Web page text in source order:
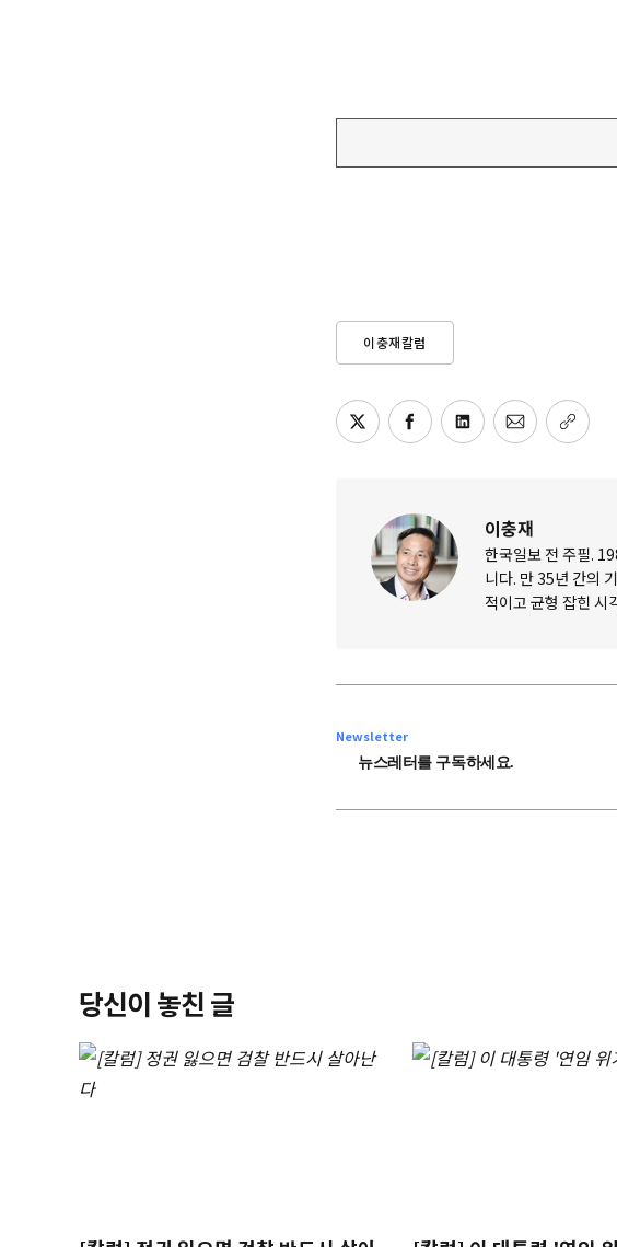
이충재칼럼
이충재
한국일보 전 주필.
니다. 만 35년 간의
적이고 균형 잡힌 시
Newsletter
뉴스레터를 구독하세요.
당신이 놓친 글